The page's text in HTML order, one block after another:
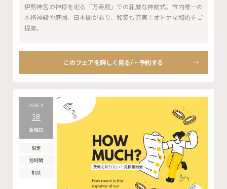
伊勢神宮の神様を祀る「万寿殿」での荘厳な神前式。市内唯一の
本格神殿や庭園、日本間があり、和装も充実！オトナな和婚をご
提案。
このフェアを詳しく見る/・予約する
2026.9
18
金曜日
限定
短時間
相談